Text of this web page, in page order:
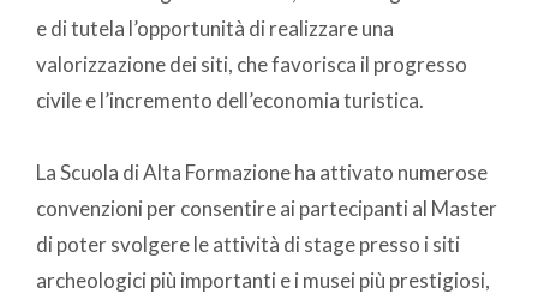
e di tutela l’opportunità di realizzare una
valorizzazione dei siti, che favorisca il progresso
civile e l’incremento dell’economia turistica.
La Scuola di Alta Formazione ha attivato numerose
convenzioni per consentire ai partecipanti al Master
di poter svolgere le attività di stage presso i siti
archeologici più importanti e i musei più prestigiosi,